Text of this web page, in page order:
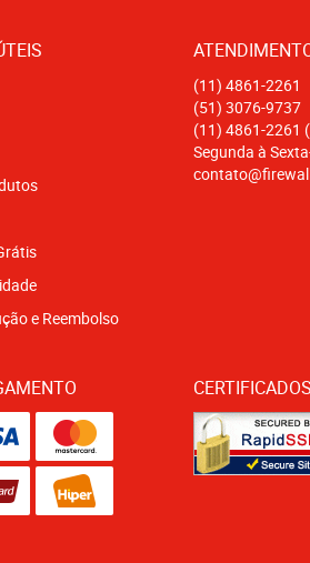
e Reembolso
(11) 4861-2261
(51) 3076-9737
(11) 4861-2261
Segunda à
CERTIFICADOS